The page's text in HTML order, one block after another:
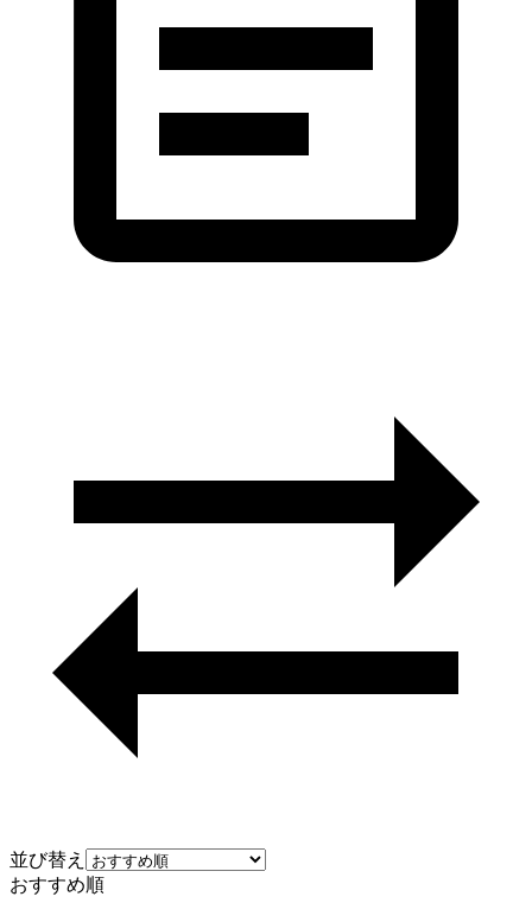
並び替え
おすすめ順